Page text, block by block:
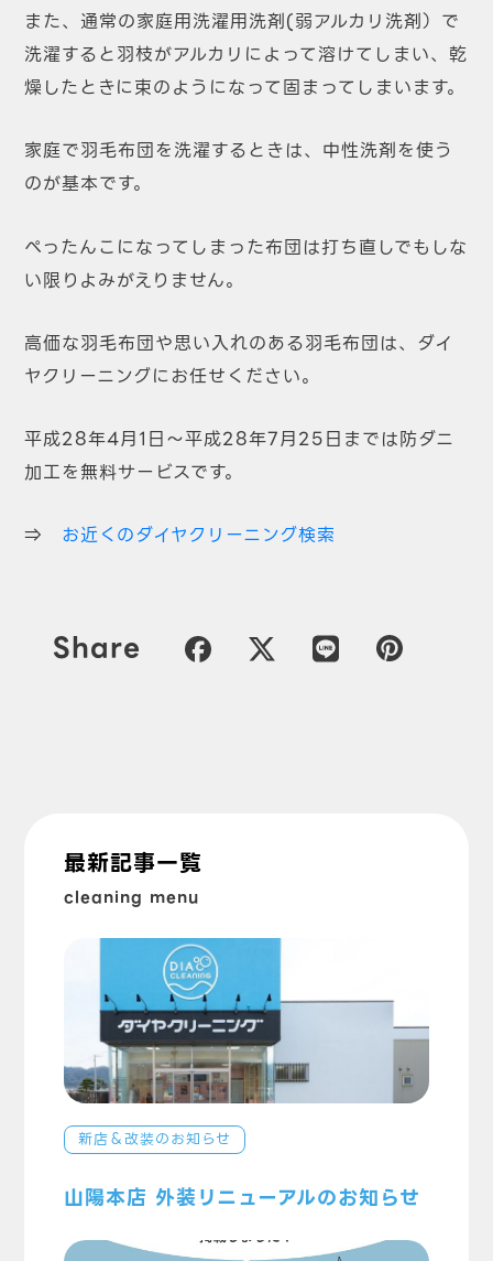
また、通常の家庭用洗濯用洗剤(弱アルカリ洗剤）で
洗濯すると羽枝がアルカリによって溶けてしまい、乾
燥したときに束のようになって固まってしまいます。
家庭で羽毛布団を洗濯するときは、中性洗剤を使う
のが基本です。
ぺったんこになってしまった布団は打ち直しでもしな
い限りよみがえりません。
高価な羽毛布団や思い入れのある羽毛布団は、ダイ
ヤクリーニングにお任せください。
平成28年4月1日～平成28年7月25日までは防ダニ
加工を無料サービスです。
⇒ お近くのダイヤクリーニング検索
Share
最新記事一覧
cleaning menu
新店＆改装のお知らせ
山陽本店 外装リニューアルのお知らせ